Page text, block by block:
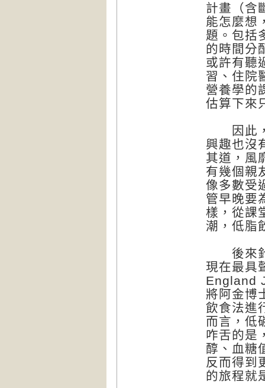
計畫（含
能怎麼想
題。包括
的時間分
或許有聽
習、住院
營養學的
估算下來
因此，
興趣也沒
其道，風
有幾個親
像多數受
管早晚要
樣，從課
潮，低脂
後來針
現在最具
England
將阿金博
飲食法進
而言，低
咋舌的是
醇、血糖
反而得到
的旅程就